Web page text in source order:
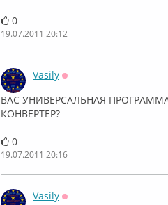
0
19.07.2011 20:12
Vasily
ВАC УНИВЕРСАЛЬНАЯ
КОНВЕРТЕР?
0
19.07.2011 20:16
Vasily